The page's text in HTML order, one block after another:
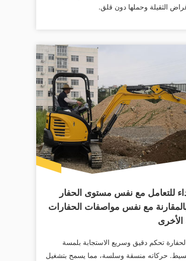
الثقيلة وحملها دون قلق.
للتعامل مع نفس مستوى الحفار
مع نفس مواصفات الحفارات
الأخرى
تحكم دقيق وسريع الاستجابة بلمسة
حركاته منسقة وسلسة، مما يسمح بتشغيل